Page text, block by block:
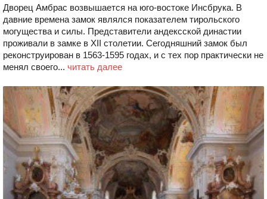
Дворец Амбрас возвышается на юго-востоке Инсбрука. В
давние времена замок являлся показателем тирольского
могущества и силы. Представители андексской династии
проживали в замке в XII столетии. Сегодняшний замок был
реконструирован в 1563-1595 годах, и с тех пор практически не
менял своего... читать далее